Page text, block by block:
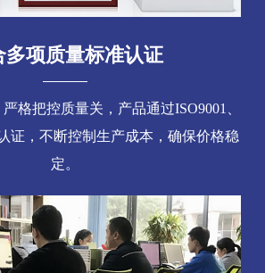
多项质量标准认证
格把控质量关，产品通过ISO9001、
证，不断控制生产成本，确保价格稳
定。